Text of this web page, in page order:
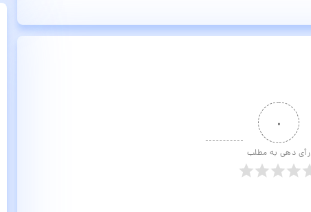
۰
رأی دهی به مطلب